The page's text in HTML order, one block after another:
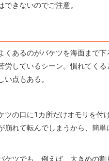
きないのでご注意。
くあるのがバケツを海面まで
労しているシーン。慣れてく
点もある。
ツの口に1カ所だけオモリを付
崩れて転んでしまうから、簡
ケツでも、例えば、大きめの